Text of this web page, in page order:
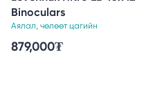
Binoculars
Аялал, чөлөөт цагийн
879,000₮